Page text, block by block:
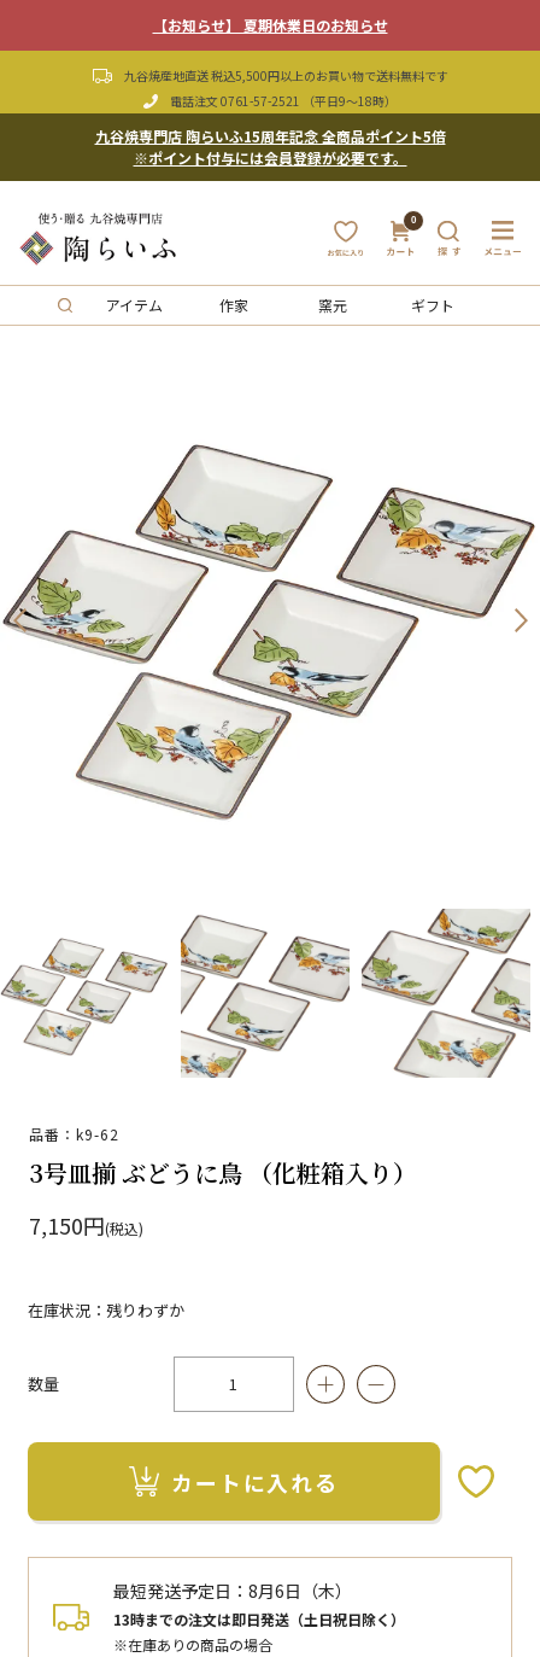
【お知らせ】 夏期休業日のお知らせ
九谷焼産地直送 税込5,500円以上のお買い物で送料無料です
電話注文 0761-57-2521 （平日9〜18時）
九谷焼専門店 陶らいふ15周年記念 全商品ポイント5倍
※ポイント付与には会員登録が必要です。
0
アイテム 作家 窯元 ギフト
品番：k9-62
3号皿揃 ぶどうに鳥 （化粧箱入り）
7,150円(税込)
在庫状況：残りわずか
数量
カートに入れる
最短発送予定日：8月6日（木）
13時までの注文は即日発送（土日祝日除く）
※在庫ありの商品の場合